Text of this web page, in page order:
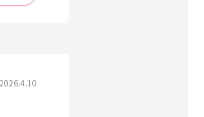
2026.4.10